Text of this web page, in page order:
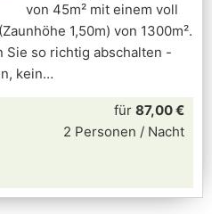
von 45m² mit einem voll
1,50m) von 1300m².
Sie so richtig abschalten -
kein
für 87,00 €
2 Personen / Nacht